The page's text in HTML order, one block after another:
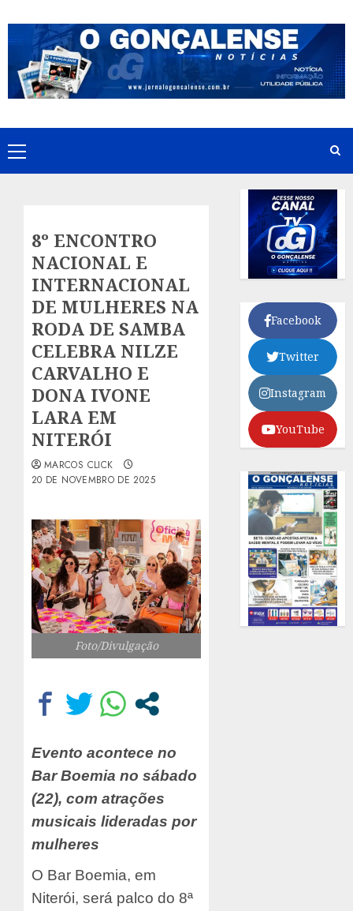
to
content
Primary
Menu
8º ENCONTRO
NACIONAL E
INTERNACIONAL
DE MULHERES NA
RODA DE SAMBA
CELEBRA NILZE
CARVALHO E
DONA IVONE
LARA EM
NITERÓI
MARCOS CLICK
20 DE NOVEMBRO DE 2025
Foto/Divulgação
Evento acontece no
Bar Boemia no sábado
(22), com atrações
musicais lideradas por
mulheres
O Bar Boemia, em
Niterói, será palco do 8ª
Facebook
Twitter
Instagram
YouTube